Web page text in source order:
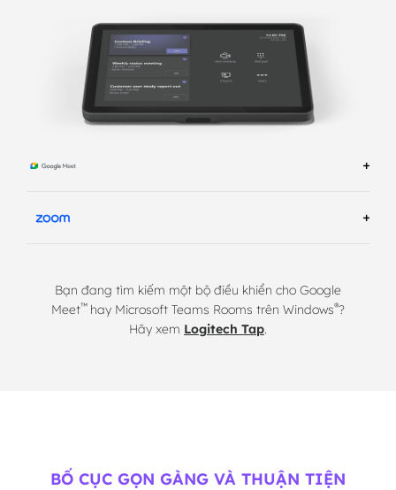
TÌM HIỂU THÊM VỀ ZOOM ROOM GIẢI PHÁP TM
Bạn đang tìm kiếm một bộ điều khiển cho Google
Meet™ hay Microsoft Teams Rooms trên Windows®?
Hãy xem Logitech Tap.
BỐ CỤC GỌN GÀNG VÀ THUẬN TIỆN